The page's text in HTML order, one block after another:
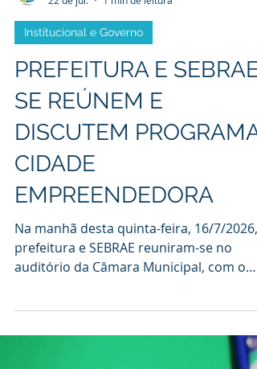
ASCOM
22 de jul.
1 min de leitura
PREFEITURA E SEBRAE
SE REÚNEM E
DISCUTEM PROGRAMA
CIDADE
EMPREENDEDORA
Na manhã desta quinta-feira, 16/7/2026,
prefeitura e SEBRAE reuniram-se no
objetivo de aprimorar o programa
que trabalha com vários eixos, dentre